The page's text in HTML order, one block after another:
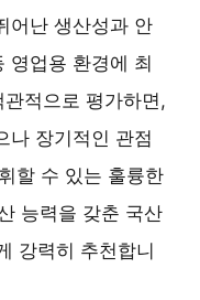
어난 생산성과 안
영업용 환경에 최
적으로 평가하면,
나 장기적인 관점
할 수 있는 훌륭한
능력을 갖춘 국산
강력히 추천합니